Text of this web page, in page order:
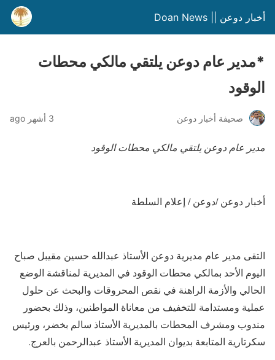
أخبار دوعن || Doan News
*مدير عام دوعن يلتقي مالكي محطات
الوقود
صحيفة أخبار دوعن 3 أشهر ago
مدير عام دوعن يلتقي مالكي محطات الوقود
أخبار دوعن /دوعن / إعلام السلطة
التقى مدير عام مديرية دوعن الأستاذ عبدالله حسين مقيبل صباح
اليوم الأحد بمالكي محطات الوقود في المديرية لمناقشة الوضع
الحالي والأزمة الراهنة في نقص المحروقات والبحث عن حلول
عملية ومستدامة للتخفيف من معاناة المواطنين، وذلك بحضور
مندوب ومشرف المحطات بالمديرية الأستاذ سالم بخضر، ورئيس
سكرتارية المتابعة بديوان المديرية الأستاذ عبدالرحمن بالعرج.